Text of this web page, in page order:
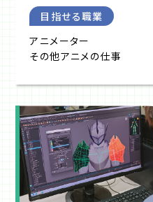
目指せる職業
アニメーター
その他アニメの仕事